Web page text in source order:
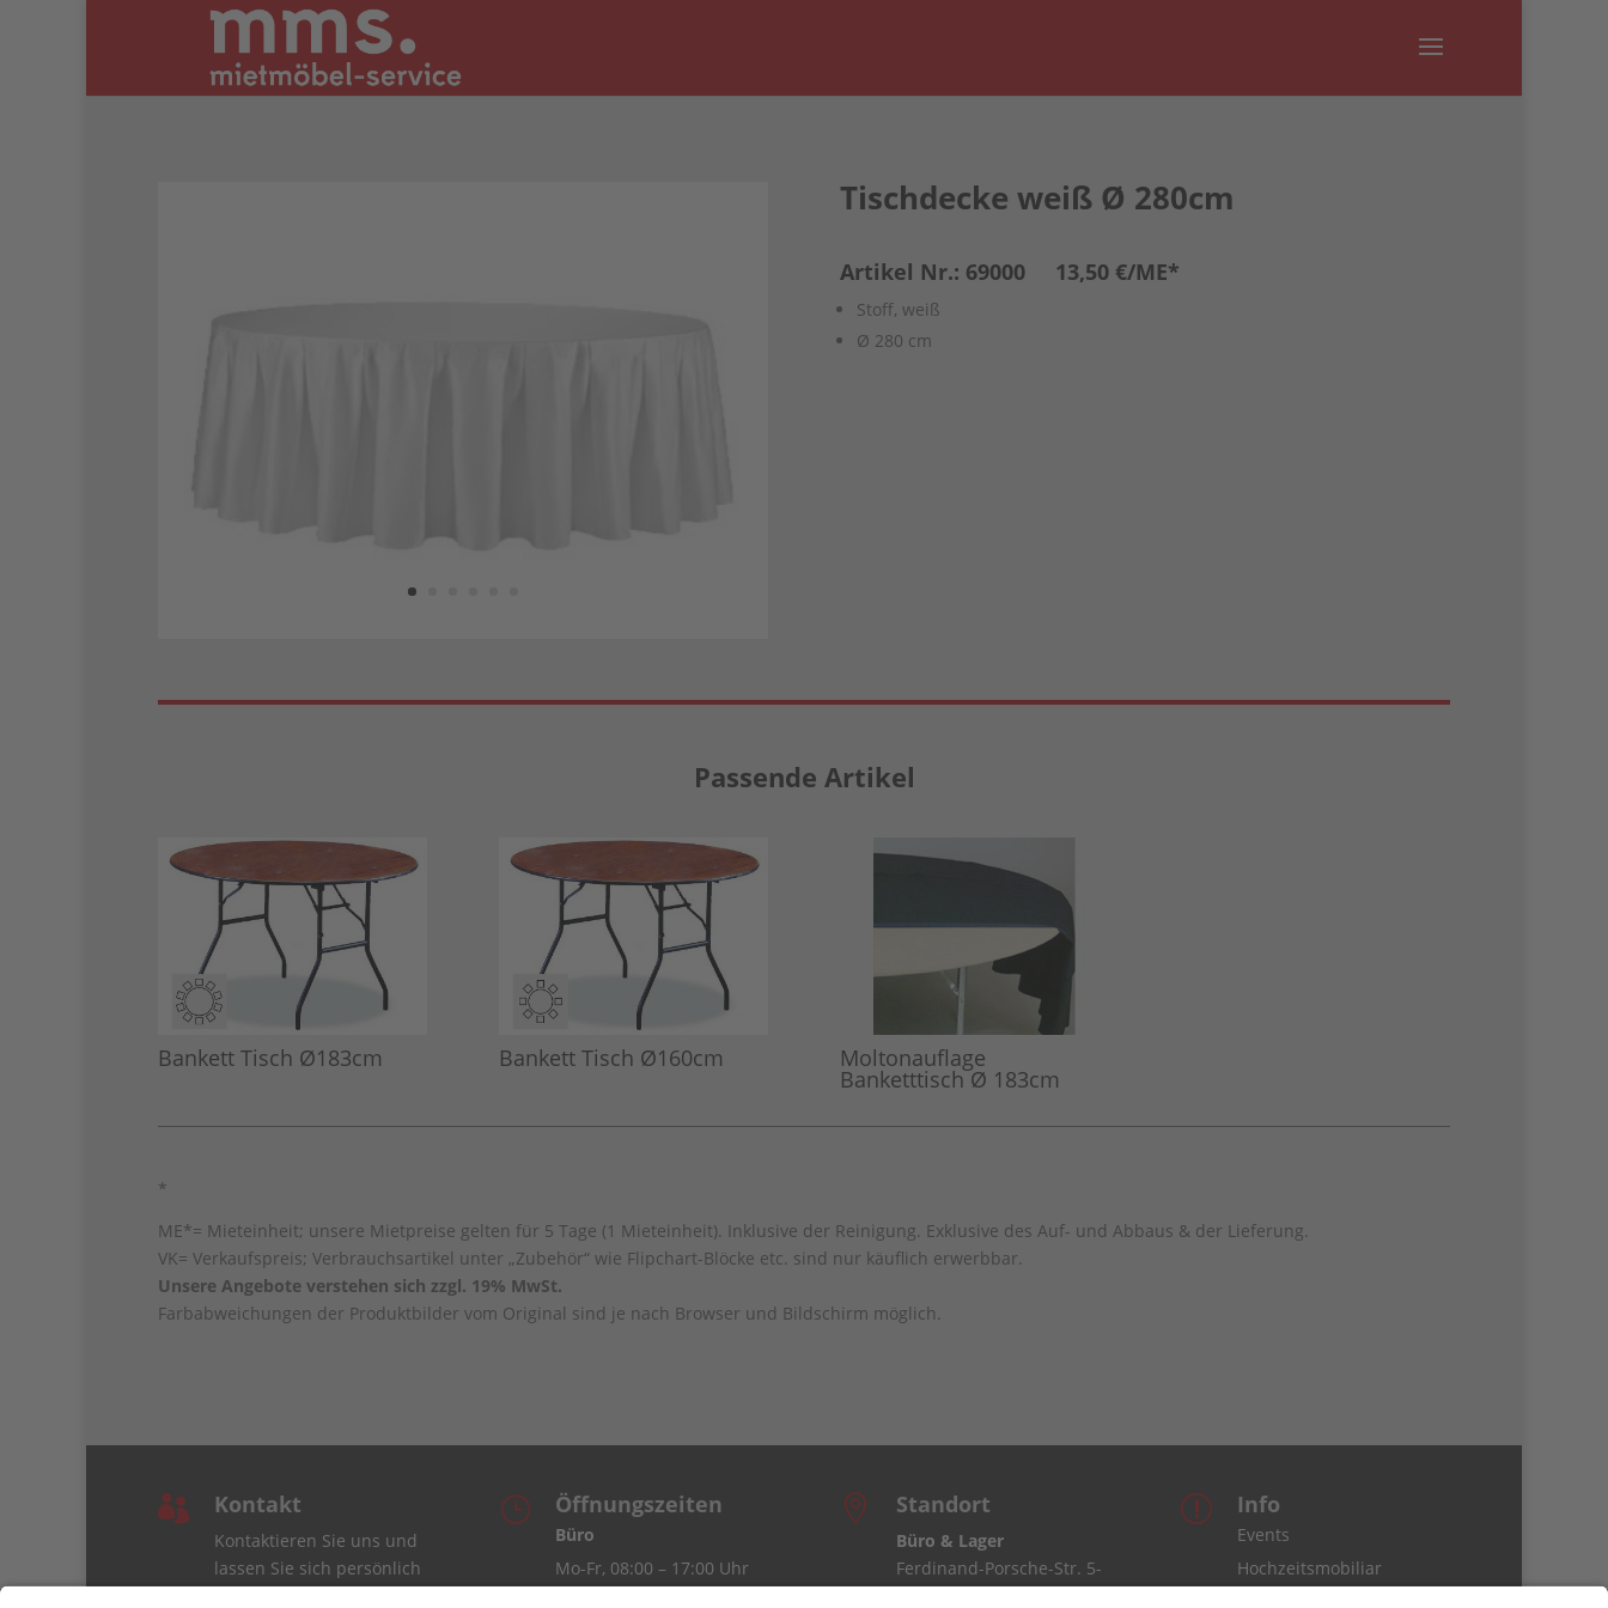
Tischdecke weiß Ø 280cm
Artikel Nr.: 69000 13,50 €/ME*
Stoff, weiß
Ø 280 cm
Passende Artikel
Bankett Tisch Ø183cm Bankett Tisch Ø160cm Moltonauflage
Banketttisch Ø 183cm
*
ME*= Mieteinheit; unsere Mietpreise gelten für 5 Tage (1 Mieteinheit). Inklusive der Reinigung. Exklusive des Auf- und Abbaus & der Lieferung.
VK= Verkaufspreis; Verbrauchsartikel unter „Zubehör“ wie Flipchart-Blöcke etc. sind nur käuflich erwerbbar.
Unsere Angebote verstehen sich zzgl. 19% MwSt.
Farbabweichungen der Produktbilder vom Original sind je nach Browser und Bildschirm möglich.
 Kontakt
Kontaktieren Sie uns und
lassen Sie sich persönlich
} Öffnungszeiten
Büro
Mo-Fr, 08:00 – 17:00 Uhr
 Standort
Büro & Lager
Ferdinand-Porsche-Str. 5-
r Info
Events
Hochzeitsmobiliar